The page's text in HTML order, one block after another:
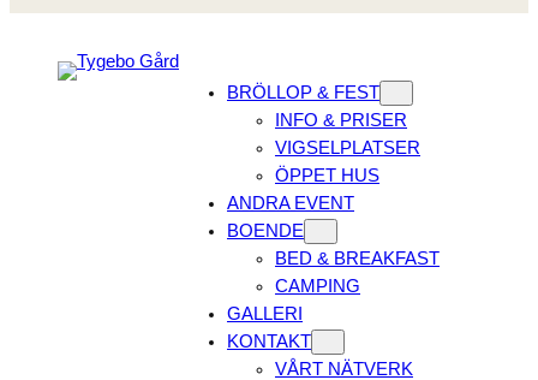
BRÖLLOP & FEST
INFO & PRISER
VIGSELPLATSER
ÖPPET HUS
ANDRA EVENT
BOENDE
BED & BREAKFAST
CAMPING
GALLERI
KONTAKT
VÅRT NÄTVERK